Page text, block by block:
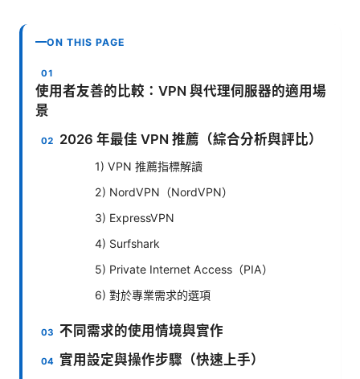
ON THIS PAGE
使用者友善的比較：VPN 與代理伺服器的適用場
景
2026 年最佳 VPN 推薦（綜合分析與評比）
1) VPN 推薦指標解讀
2) NordVPN（NordVPN）
3) ExpressVPN
4) Surfshark
5) Private Internet Access（PIA）
6) 對於專業需求的選項
不同需求的使用情境與實作
實用設定與操作步驟（快速上手）